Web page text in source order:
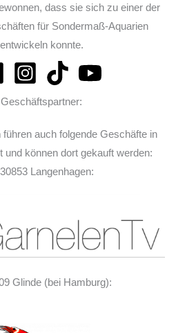
dass sie sich zu einer der
für Sondermaß-Aquarien
entwickeln konnte.
Geschäftspartner:
führen auch folgende Geschäfte in
und können dort gekauft werden:
Langenhagen:
Glinde (bei Hamburg):